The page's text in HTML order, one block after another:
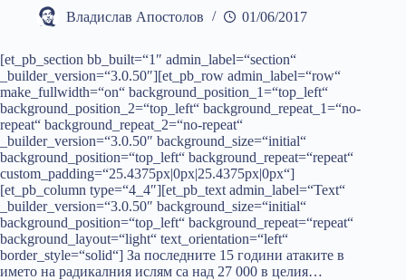
Владислав Апостолов 01/06/2017
[et_pb_section bb_built=“1″ admin_label=“section“
_builder_version=“3.0.50″][et_pb_row admin_label=“row“
make_fullwidth=“on“ background_position_1=“top_left“
background_position_2=“top_left“ background_repeat_1=“no-
repeat“ background_repeat_2=“no-repeat“
_builder_version=“3.0.50″ background_size=“initial“
background_position=“top_left“ background_repeat=“repeat“
custom_padding=“25.4375px|0px|25.4375px|0px“]
[et_pb_column type=“4_4″][et_pb_text admin_label=“Text“
_builder_version=“3.0.50″ background_size=“initial“
background_position=“top_left“ background_repeat=“repeat“
background_layout=“light“ text_orientation=“left“
border_style=“solid“] За последните 15 години атаките в
името на радикалния ислям са над 27 000 в целия…